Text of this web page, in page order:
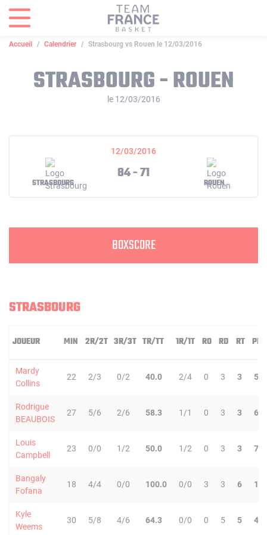
Accueil Calendrier Strasbourg vs Rouen le 12/03/2016
STRASBOURG - ROUEN
le 12/03/2016
12/03/2016
STRASBOURG
84 - 71
ROUEN
BOXSCORE
STRASBOURG
JOUEUR MIN 2R/2T 3R/3T TR/TT 1R/1T RO RD RT PD
Mardy
Collins
22 2/3 0/2 40.0 2/4 0 3 3 5
Rodrigue
BEAUBOIS
27 5/6 2/6 58.3 1/1 0 3 3 6
Louis
Campbell
23 0/0 1/2 50.0 1/2 0 3 3 7
Bangaly
Fofana
18 4/4 0/0 100.0 0/0 3 3 6 1
Kyle
Weems
30 5/8 4/6 64.3 0/0 0 5 5 4
Panneau de gestion des cookies